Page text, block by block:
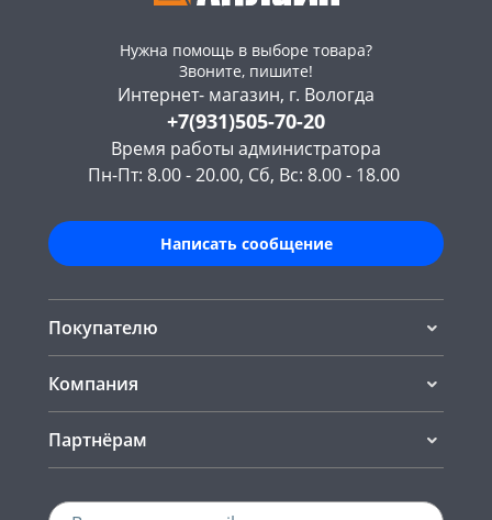
Нужна помощь в выборе товара?
Звоните, пишите!
Интернет- магазин, г. Вологда
+7(931)505-70-20
Время работы администратора
Пн-Пт: 8.00 - 20.00, Сб, Вс: 8.00 - 18.00
Написать сообщение
Покупателю
Компания
Партнёрам